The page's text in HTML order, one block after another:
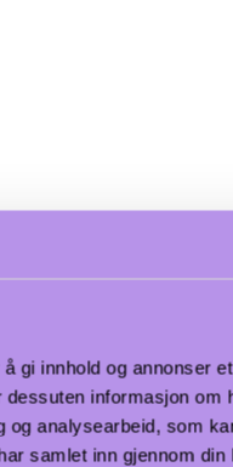
gi innhold og annonser
informasjon
og analysearbeid, som
samlet inn gjennom